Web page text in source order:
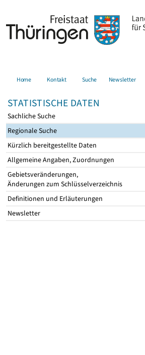
Home Kontakt Suche Newsletter
STATISTISCHE DATEN
Sachliche Suche
Regionale Suche
Kürzlich bereitgestellte Daten
Allgemeine Angaben, Zuordnungen
Gebietsveränderungen,
Änderungen zum Schlüsselverzeichnis
Definitionen und Erläuterungen
Newsletter